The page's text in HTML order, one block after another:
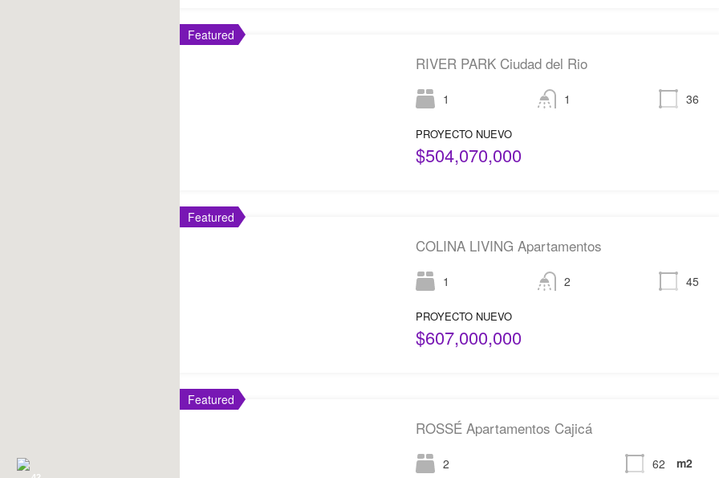
Featured
RIVER PARK Ciudad del Rio
1 1 36
PROYECTO NUEVO
$504,070,000
Featured
COLINA LIVING Apartamentos
1 2 45
PROYECTO NUEVO
$607,000,000
Featured
ROSSÉ Apartamentos Cajicá
2 62 m2